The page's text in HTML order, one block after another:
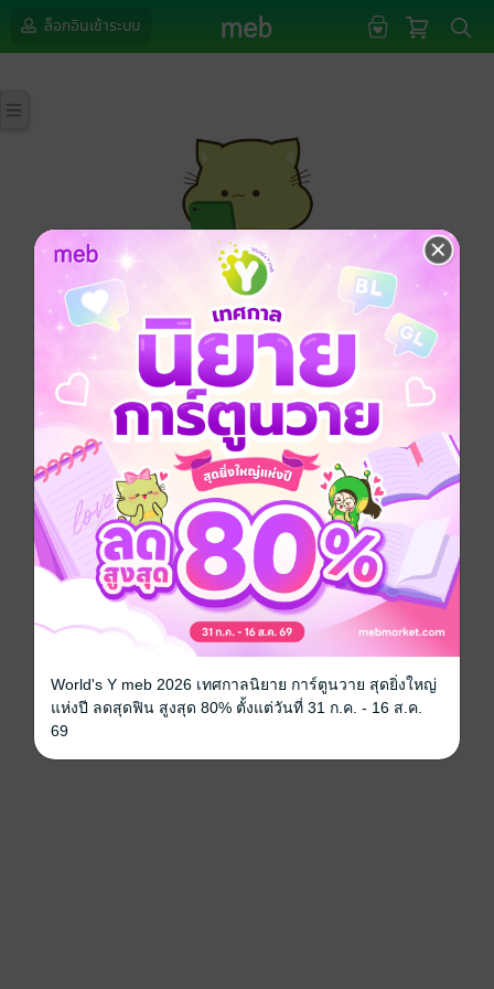
ล็อกอินเข้าระบบ
กรุณาเข้าสู่ระบบก่อนดำเนินรายการด้วยค่ะ
ล็อกอินเข้าระบบ
World's Y meb 2026 เทศกาลนิยาย การ์ตูนวาย สุดยิ่งใหญ่
แห่งปี ลดสุดฟิน สูงสุด 80% ตั้งแต่วันที่ 31 ก.ค. - 16 ส.ค.
69